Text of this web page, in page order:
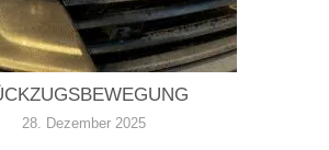
28. Dezember 2025